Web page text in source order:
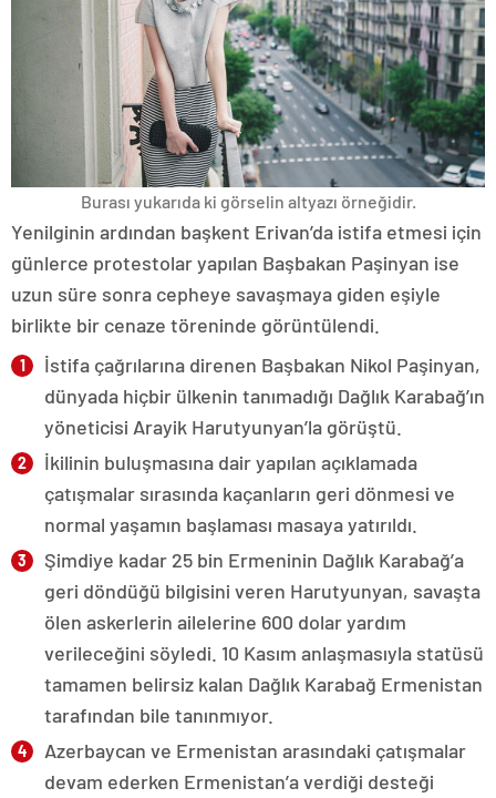
Burası yukarıda ki görselin altyazı örneğidir.
Yenilginin ardından başkent Erivan’da istifa etmesi için
günlerce protestolar yapılan Başbakan Paşinyan ise
uzun süre sonra cepheye savaşmaya giden eşiyle
birlikte bir cenaze töreninde görüntülendi.
İstifa çağrılarına direnen Başbakan Nikol Paşinyan,
dünyada hiçbir ülkenin tanımadığı Dağlık Karabağ’ın
yöneticisi Arayik Harutyunyan’la görüştü.
İkilinin buluşmasına dair yapılan açıklamada
çatışmalar sırasında kaçanların geri dönmesi ve
normal yaşamın başlaması masaya yatırıldı.
Şimdiye kadar 25 bin Ermeninin Dağlık Karabağ’a
geri döndüğü bilgisini veren Harutyunyan, savaşta
ölen askerlerin ailelerine 600 dolar yardım
verileceğini söyledi. 10 Kasım anlaşmasıyla statüsü
tamamen belirsiz kalan Dağlık Karabağ Ermenistan
tarafından bile tanınmıyor.
Azerbaycan ve Ermenistan arasındaki çatışmalar
devam ederken Ermenistan’a verdiği desteği